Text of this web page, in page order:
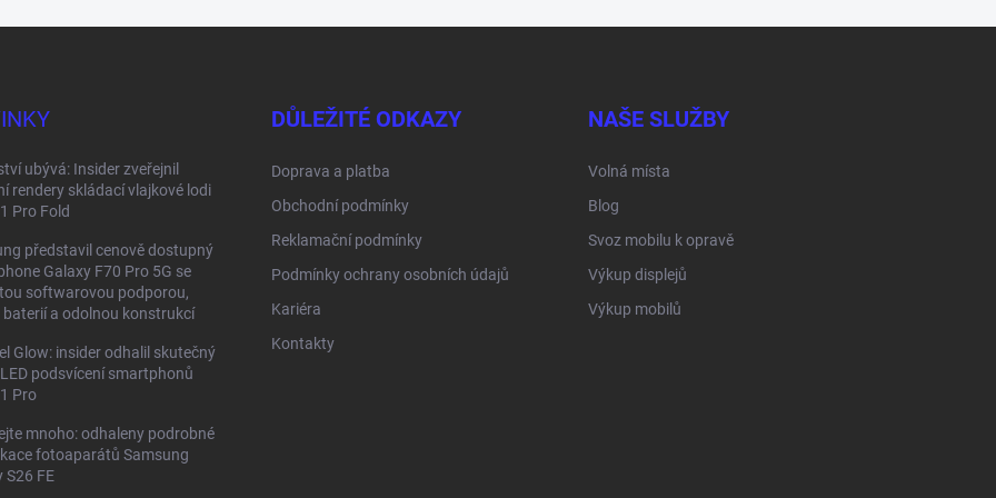
ubývá: Insider zveřejnil
rendery skládací vlajkové lodi
Pro Fold
představil cenově dostupný
Galaxy F70 Pro 5G se
softwarovou podporou,
baterií a odolnou konstrukcí
Glow: insider odhalil skutečný
podsvícení smartphonů
Pro
mnoho: odhaleny podrobné
fotoaparátů Samsung
S26 FE
DŮLEŽITÉ ODKAZY
Doprava a platba
Obchodní podmínky
Reklamační podmínky
Podmínky ochrany osobních údajů
Kariéra
Kontakty
NAŠE SLUŽBY
Volná místa
Blog
Svoz mobilu k opravě
Výkup displejů
Výkup mobilů